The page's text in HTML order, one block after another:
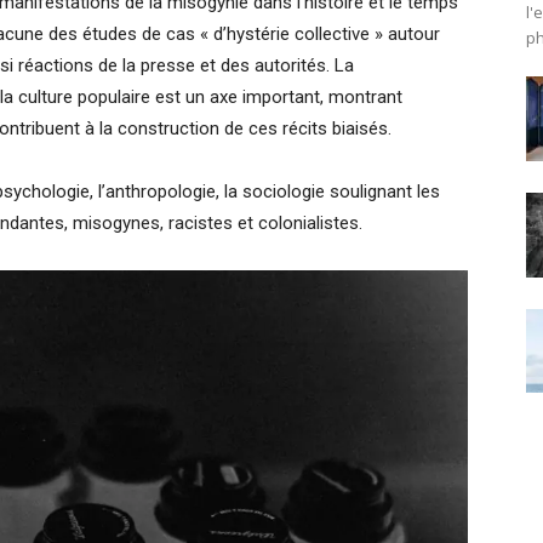
des études de cas « d’hystérie collective » autour
réactions de la presse et des autorités. La
culture populaire est un axe important, montrant
à la construction de ces récits biaisés.
l’anthropologie, la sociologie soulignant les
misogynes, racistes et colonialistes.